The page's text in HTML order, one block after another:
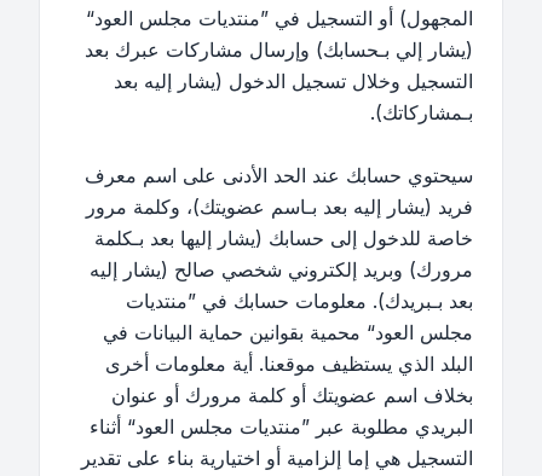
المجهول) أو التسجيل في ”منتديات مجلس العود“
(يشار إلي بـحسابك) وإرسال مشاركات عبرك بعد
التسجيل وخلال تسجيل الدخول (يشار إليه بعد
بـمشاركاتك).
سيحتوي حسابك عند الحد الأدنى على اسم معرف
فريد (يشار إليه بعد بـاسم عضويتك)، وكلمة مرور
خاصة للدخول إلى حسابك (يشار إليها بعد بـكلمة
مرورك) وبريد إلكتروني شخصي صالح (يشار إليه
بعد بـبريدك). معلومات حسابك في ”منتديات
مجلس العود“ محمية بقوانين حماية البيانات في
البلد الذي يستظيف موقعنا. أية معلومات أخرى
بخلاف اسم عضويتك أو كلمة مرورك أو عنوان
البريدي مطلوبة عبر ”منتديات مجلس العود“ أثناء
التسجيل هي إما إلزامية أو اختيارية بناء على تقدير